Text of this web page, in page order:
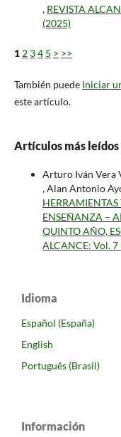
, REVISTA
(2025)
1 2 34 5 > >>
También puede Iniciar
este artículo.
Artículos más
Arturo Iván Vera
, Alan Antonio
HERRAMIENTAS
ENSEÑANZA –
QUINTO AÑO,
ALCANCE: Vol.
Idioma
Español (España)
English
Português (Brasil)
Información